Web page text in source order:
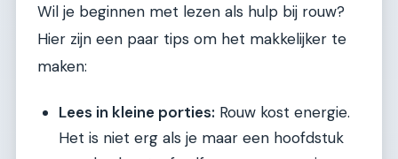
Wil je beginnen met lezen als hulp bij rouw?
Hier zijn een paar tips om het makkelijker te
maken:
Lees in kleine porties: Rouw kost energie.
Het is niet erg als je maar een hoofdstuk